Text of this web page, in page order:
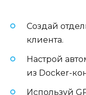
Создай
клиента.
Настрой
из Docker-
Используй